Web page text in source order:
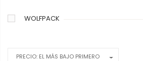
WOLFPACK
PRECIO: EL MÁS BAJO PRIMERO